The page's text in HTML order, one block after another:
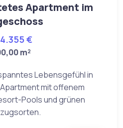
Apartment im
€
m²
Lebensgefühl in
mit offenem
Pools und grünen